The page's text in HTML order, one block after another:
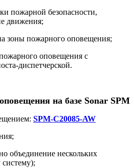
безопасности,
движения;
пожарного оповещения;
оповещения с
диспетчерской.
на базе Sonar SPM
SPM-C20085-AW
объединение нескольких